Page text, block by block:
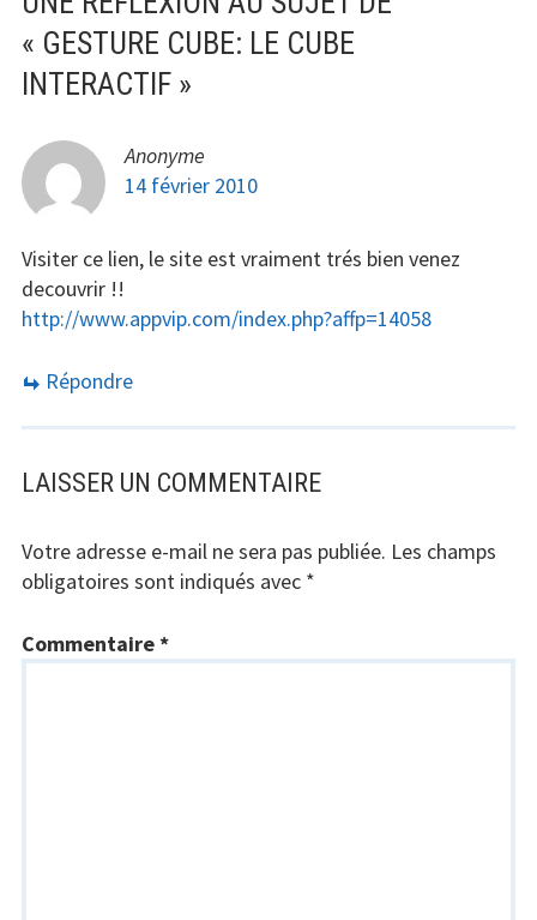
« GESTURE CUBE: LE CUBE
INTERACTIF»
Anonyme
14 février 2010
Visiter ce lien, le site est vraiment trés bien venez
decouvrir !!
http://www.appvip.com/index.php?affp=14058
Répondre
LAISSER UN COMMENTAIRE
Votre adresse e-mail ne sera pas publiée. Les champs
obligatoires sont indiqués avec *
Commentaire*